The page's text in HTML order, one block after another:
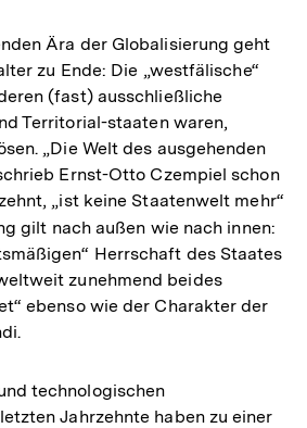
Ära der Globalisierung geht
zu Ende: Die „westfälische“
(fast) ausschließliche
Territorial-staaten waren,
„Die Welt des ausgehenden
Ernst-Otto Czempiel schon
„ist keine Staatenwelt mehr“
gilt nach außen wie nach innen:
Herrschaft des Staates
zunehmend beides
ebenso wie der Charakter der
technologischen
Jahrzehnte haben zu einer